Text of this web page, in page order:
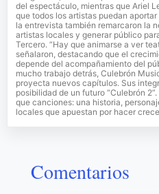
del espectáculo, mientras que Ariel
que todos los artistas puedan
la entrevista también remarcaron la
artistas locales y generar público
Tercero. “Hay que animarse a ver
señalaron, destacando que el
depende del acompañamiento del
mucho trabajo detrás, Culebrón
proyecta nuevos capítulos. Sus
posibilidad de un futuro “Culebrón
que canciones: una historia,
locales que apuestan por hacer
Comentarios